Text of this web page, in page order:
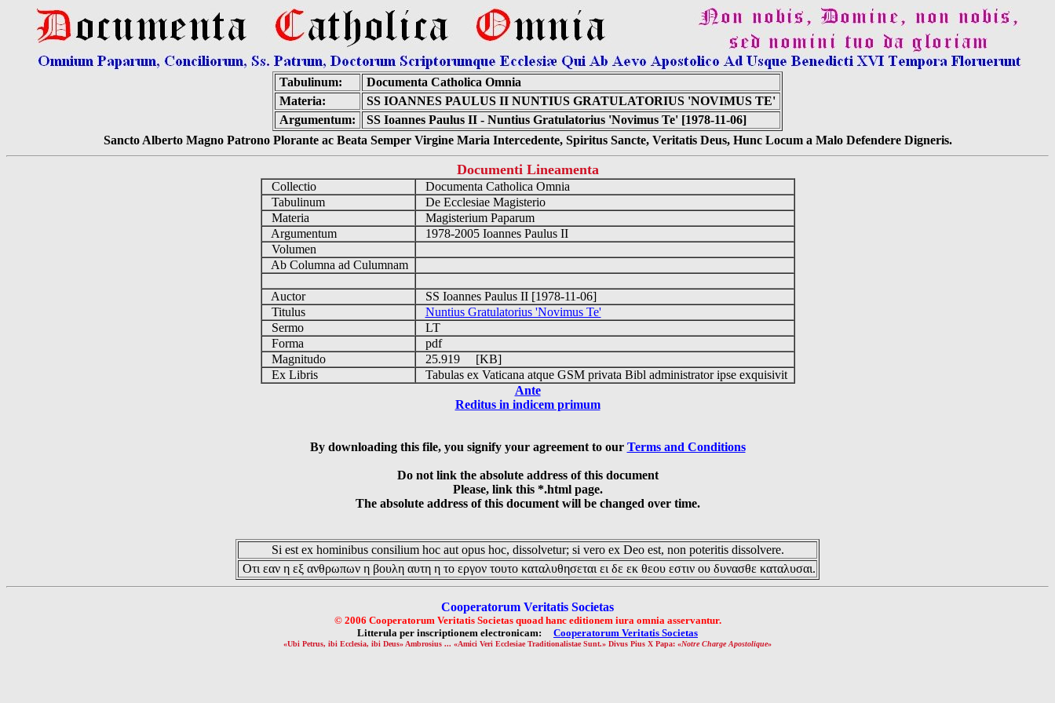
Tabulinum:
Documenta Catholica Omnia
Materia:
SS IOANNES PAULUS II NUNTIUS GRATULATORIUS 'NOVIMUS TE'
Argumentum:
SS Ioannes Paulus II - Nuntius Gratulatorius 'Novimus Te' [1978-11-06]
Sancto Alberto Magno Patrono Plorante ac Beata Semper Virgine Maria Intercedente, Spiritus Sancte, Veritatis Deus, Hunc Locum a Malo Defendere Digneris.
Documenti Lineamenta
Collectio
Documenta Catholica Omnia
Tabulinum
De Ecclesiae Magisterio
Materia
Magisterium Paparum
Argumentum
1978-2005 Ioannes Paulus II
Volumen
Ab Columna ad Culumnam
Auctor
SS Ioannes Paulus II [1978-11-06]
Titulus
Nuntius Gratulatorius 'Novimus Te'
Sermo
LT
Forma
pdf
Magnitudo
25.919 [KB]
Ex Libris
Tabulas ex Vaticana atque GSM privata Bibl administrator ipse exquisivit
Ante
Reditus in indicem primum
By downloading this file, you signify your agreement to our Terms and Conditions
Do not link the absolute address of this document
Please, link this *.html page.
The absolute address of this document will be changed over time.
Si est ex hominibus consilium hoc aut opus hoc, dissolvetur; si vero ex Deo est, non poteritis dissolvere.
Οτι εαν η εξ ανθρωπων η βουλη αυτη η το εργον τουτο καταλυθησεται ει δε εκ θεου εστιν ου δυνασθε καταλυσαι.
Cooperatorum Veritatis Societas
© 2006 Cooperatorum Veritatis Societas quoad hanc editionem iura omnia asservantur.
Litterula per inscriptionem electronicam: Cooperatorum Veritatis Societas
«Ubi Petrus, ibi Ecclesia, ibi Deus» Ambrosius ... «Amici Veri Ecclesiae Traditionalistae Sunt.» Divus Pius X Papa: «Notre Charge Apostolique»